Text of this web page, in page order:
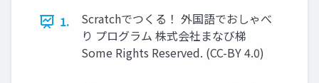
1.
Scratchでつくる！ 外国語でおしゃべ
り プログラム 株式会社まなび梯
Some Rights Reserved. (CC-BY 4.0)